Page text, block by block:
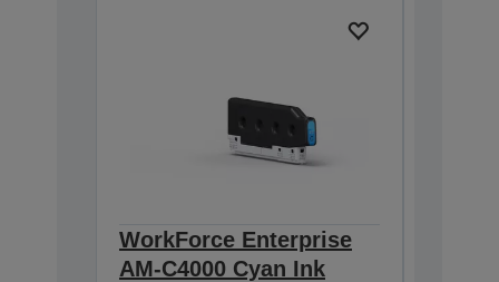
WorkForce Enterprise
AM-C4000 Cyan Ink